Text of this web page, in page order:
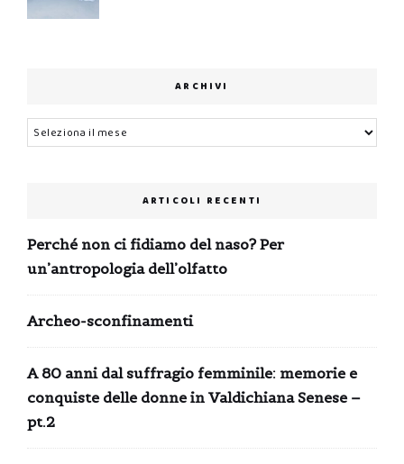
ARCHIVI
Archivi
ARTICOLI RECENTI
Perché non ci fidiamo del naso? Per
un’antropologia dell’olfatto
Archeo-sconfinamenti
A 80 anni dal suffragio femminile: memorie e
conquiste delle donne in Valdichiana Senese –
pt.2